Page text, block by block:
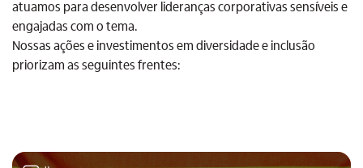
atuamos para desenvolver lideranças corporativas sensíveis e
engajadas com o tema.
Nossas ações e investimentos em diversidade e inclusão
priorizam as seguintes frentes: